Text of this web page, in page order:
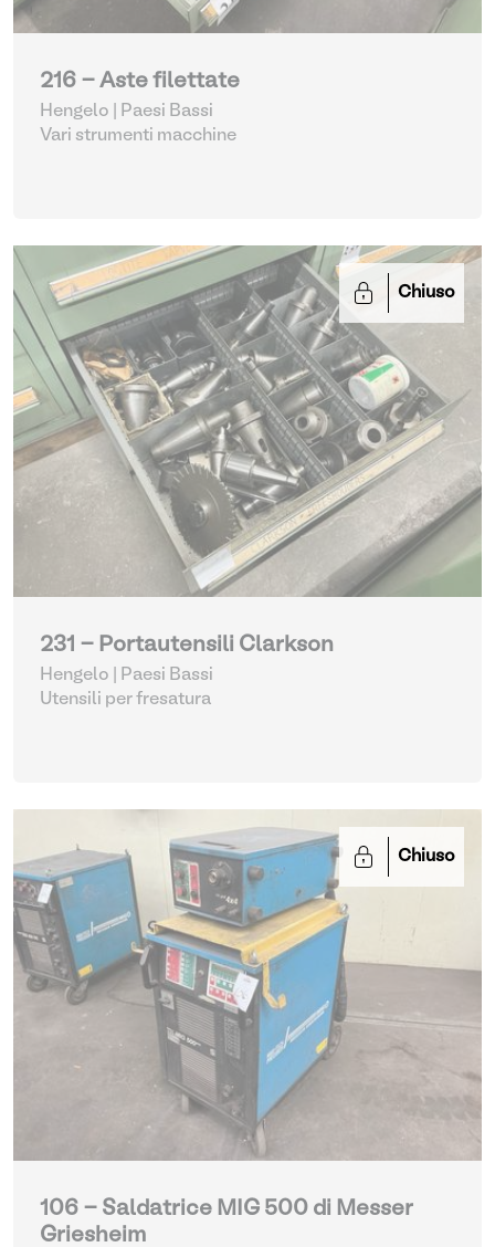
216 - Aste filettate
Hengelo | Paesi Bassi
Vari strumenti macchine
Chiuso
231 - Portautensili Clarkson
Hengelo | Paesi Bassi
Utensili per fresatura
Chiuso
106 - Saldatrice MIG 500 di Messer
Griesheim